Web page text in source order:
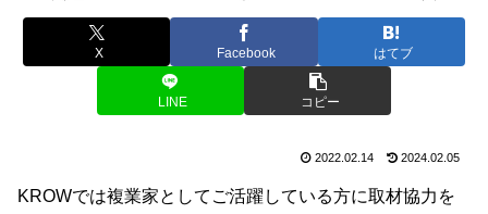
X Facebook はてブ
LINE コピー
2022.02.14 2024.02.05
KROWでは複業家としてご活躍している方に取材協力を